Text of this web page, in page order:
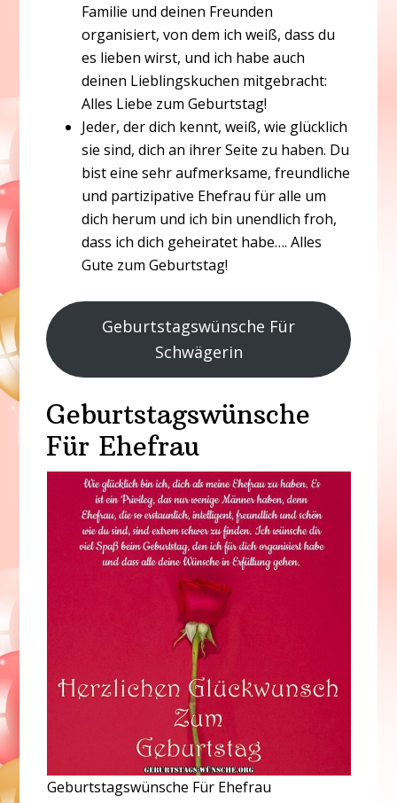
Familie und deinen Freunden
organisiert, von dem ich weiß, dass du
es lieben wirst, und ich habe auch
deinen Lieblingskuchen mitgebracht:
Alles Liebe zum Geburtstag!
Jeder, der dich kennt, weiß, wie glücklich
sie sind, dich an ihrer Seite zu haben. Du
bist eine sehr aufmerksame, freundliche
und partizipative Ehefrau für alle um
dich herum und ich bin unendlich froh,
dass ich dich geheiratet habe…. Alles
Gute zum Geburtstag!
Geburtstagswünsche Für
Schwägerin
Geburtstagswünsche
Für Ehefrau
Geburtstagswünsche Für Ehefrau